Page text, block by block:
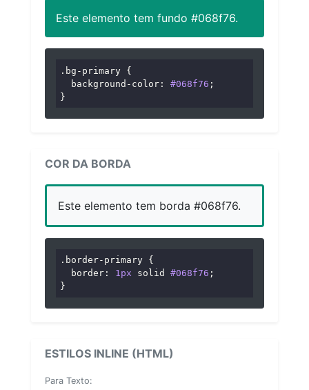
Este elemento tem fundo #068f76.
.bg-primary {
background-color : #068f76 ;
}
COR DA BORDA
Este elemento tem borda #068f76.
.border-primary {
border : 1px solid #068f76 ;
}
ESTILOS INLINE (HTML)
Para Texto: